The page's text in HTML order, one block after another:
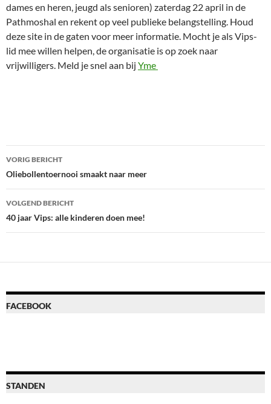
dames en heren, jeugd als senioren) zaterdag 22 april in de
Pathmoshal en rekent op veel publieke belangstelling. Houd
deze site in de gaten voor meer informatie. Mocht je als Vips-
lid mee willen helpen, de organisatie is op zoek naar
vrijwilligers. Meld je snel aan bij Yme
Bericht
navigatie
VORIG BERICHT
Oliebollentoernooi smaakt naar meer
VOLGEND BERICHT
40 jaar Vips: alle kinderen doen mee!
FACEBOOK
STANDEN